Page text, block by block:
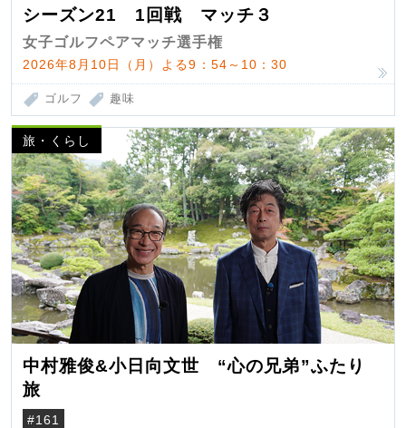
シーズン21 1回戦 マッチ３
女子ゴルフペアマッチ選手権
2026年8月10日（月）よる9：54～10：30
ゴルフ 趣味
旅・くらし
中村雅俊&小日向文世 “心の兄弟”ふたり
旅
#161